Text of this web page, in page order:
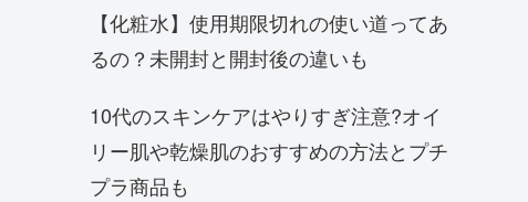
【化粧水】使用期限切れの使い道ってあ
るの？未開封と開封後の違いも
10代のスキンケアはやりすぎ注意?オイ
リー肌や乾燥肌のおすすめの方法とプチ
プラ商品も